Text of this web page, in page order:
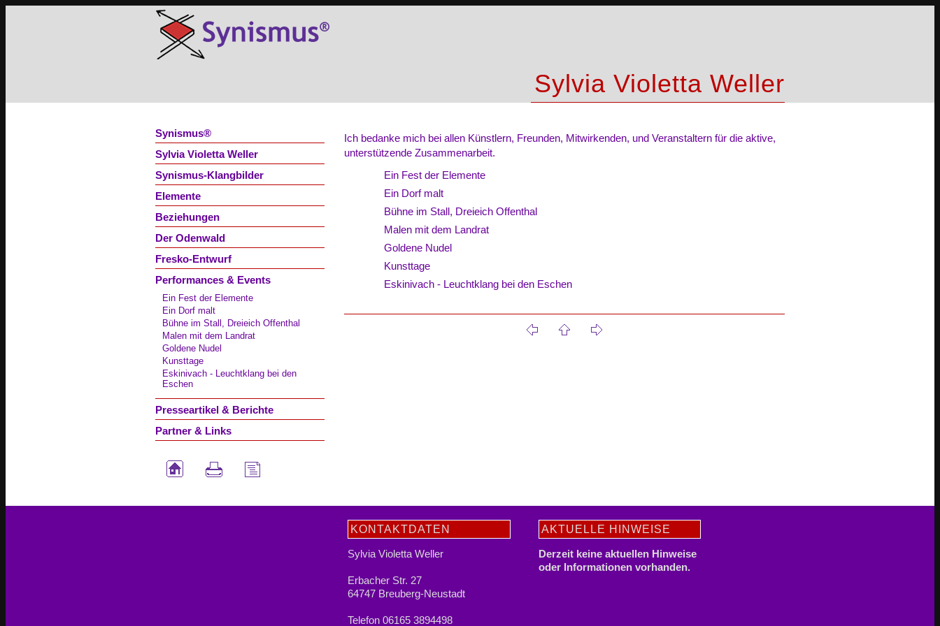
Sylvia Violetta Weller
Ich bedanke mich bei allen Künstlern, Freunden, Mitwirkenden, und Veranstaltern für die aktive,
unterstützende Zusammenarbeit.
Ein Fest der Elemente
Ein Dorf malt
Bühne im Stall, Dreieich Offenthal
Malen mit dem Landrat
Goldene Nudel
Kunsttage
Eskinivach - Leuchtklang bei den Eschen
Synismus®
Sylvia Violetta Weller
Synismus-Klangbilder
Elemente
Beziehungen
Der Odenwald
Fresko-Entwurf
Performances & Events
Ein Fest der Elemente
Ein Dorf malt
Bühne im Stall, Dreieich Offenthal
Malen mit dem Landrat
Goldene Nudel
Kunsttage
Eskinivach - Leuchtklang bei den
Eschen
Presseartikel & Berichte
Partner & Links
KONTAKTDATEN
Sylvia Violetta Weller
Erbacher Str. 27
64747 Breuberg-Neustadt
Telefon 06165 3894498
AKTUELLE HINWEISE
Derzeit keine aktuellen Hinweise
oder Informationen vorhanden.